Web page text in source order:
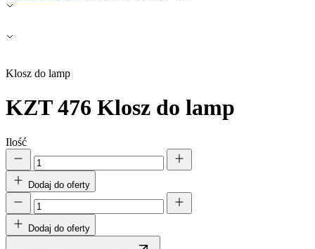
Klosz do lamp
KZT 476 Klosz do lamp
Ilość
Dodaj do oferty
Dodaj do oferty